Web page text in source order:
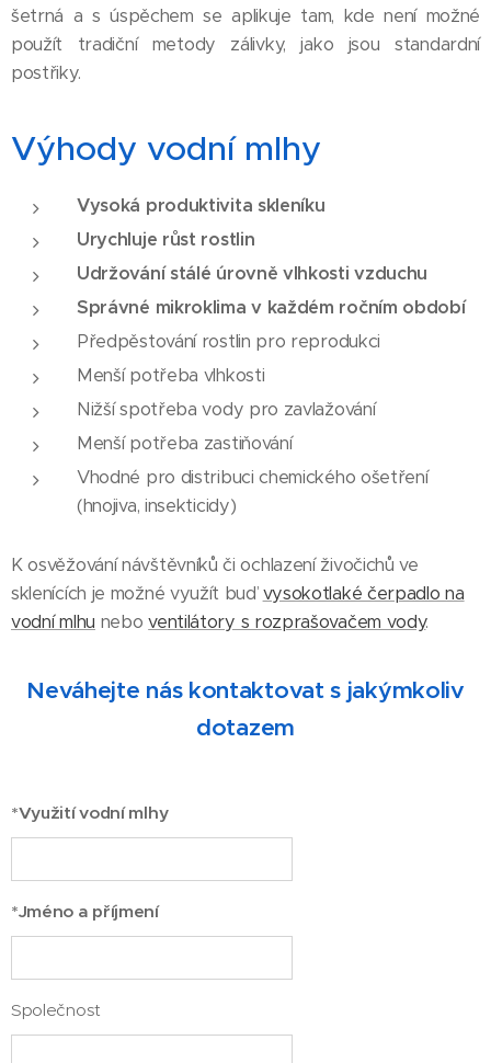
šetrná a s úspěchem se aplikuje tam, kde není možné
použít tradiční metody zálivky, jako jsou standardní
postřiky.
Výhody vodní mlhy
Vysoká produktivita skleníku
Urychluje růst rostlin
Udržování stálé úrovně vlhkosti vzduchu
Správné mikroklima v každém ročním období
Předpěstování rostlin pro reprodukci
Menší potřeba vlhkosti
Nižší spotřeba vody pro zavlažování
Menší potřeba zastiňování
Vhodné pro distribuci chemického ošetření
(hnojiva, insekticidy)
K osvěžování návštěvníků či ochlazení živočichů ve
sklenících je možné využít buďvysokotlaké čerpadlo na
vodní mlhu neboventilátory s rozprašovačem vody.
Neváhejte nás kontaktovat s jakýmkoliv
dotazem
*Využití vodní mlhy
*Jméno a příjmení
Společnost